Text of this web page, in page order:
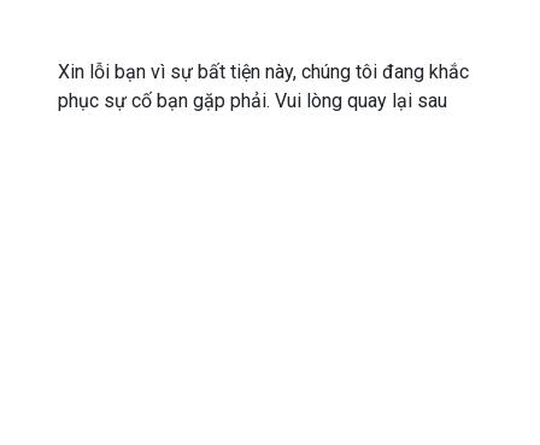
Xin lỗi bạn vì sự bất tiện này, chúng tôi đang khắc
phục sự cố bạn gặp phải. Vui lòng quay lại sau